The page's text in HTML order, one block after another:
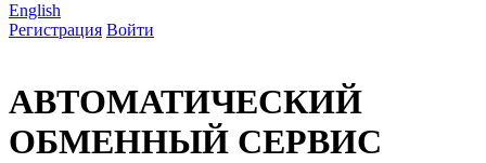
English
Регистрация Войти
АВТОМАТИЧЕСКИЙ
ОБМЕННЫЙ СЕРВИС